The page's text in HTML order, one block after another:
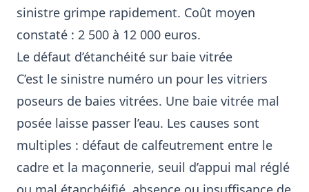
sinistre grimpe rapidement. Coût moyen
constaté : 2 500 à 12 000 euros.
Le défaut d’étanchéité sur baie vitrée
C’est le sinistre numéro un pour les vitriers
poseurs de baies vitrées. Une baie vitrée mal
posée laisse passer l’eau. Les causes sont
multiples : défaut de calfeutrement entre le
cadre et la maçonnerie, seuil d’appui mal réglé